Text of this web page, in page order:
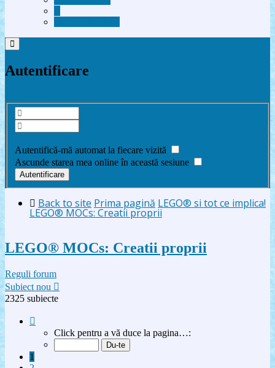
Autentificare
Autentifică-mă automat la fiecare vizită
Ascunde starea mea online în această sesiune
Back to site Prima pagină LEGO® si tot ce implica!
LEGO® MOCs: Creatii proprii
LEGO® MOCs: Creatii proprii
Reguli forum
Subiect nou
2325 subiecte
din
Click pentru a vă duce la pagina…:
1